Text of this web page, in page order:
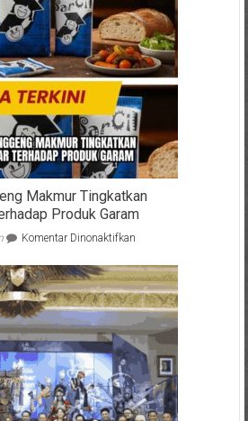
Makmur Tingkatkan
Produk Garam
Komentar Dinonaktifkanpada
Sumatraco
Langgeng
Makmur
Tingkatkan
Kepercayaan
Pasar
terhadap
Produk
Garam